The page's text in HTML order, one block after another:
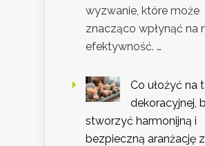
wyzwanie, które może
znacząco wpłynąć na
efektywność. …
Co ułożyć na
dekoracyjnej,
stworzyć harmonijną i
bezpieczną aranżację